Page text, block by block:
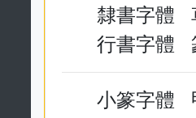
隸書字體
行書字體
小篆字體